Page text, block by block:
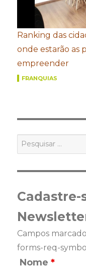
Ranking das
onde estarão as
empreender
FRANQUIAS
Pesquisar
por:
Cadastre-
Campos
forms-req-
Nome*